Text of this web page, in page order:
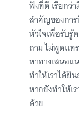
ฟังที่ดี เรียกว่า
สำคัญของกา
หัวใจเพื่อรับรู้
ถาม ไม่พูดแท
หาทางเสนอแ
ทำให้เราได้ยิ
หากยังทำให้เ
ด้วย